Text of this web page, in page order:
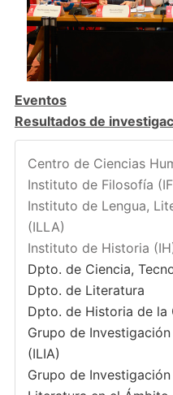
Eventos
Resultados de
Centro de Ciencias
Instituto de Filosofía
Instituto de Lengua,
(ILLA)
Instituto de Historia
Dpto. de Ciencia,
Dpto. de Literatura
Dpto. de Historia de la
Grupo de
(ILIA)
Grupo de